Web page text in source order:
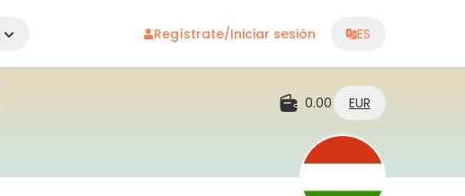
Regístrate/Iniciar sesión ES
0.00 EUR